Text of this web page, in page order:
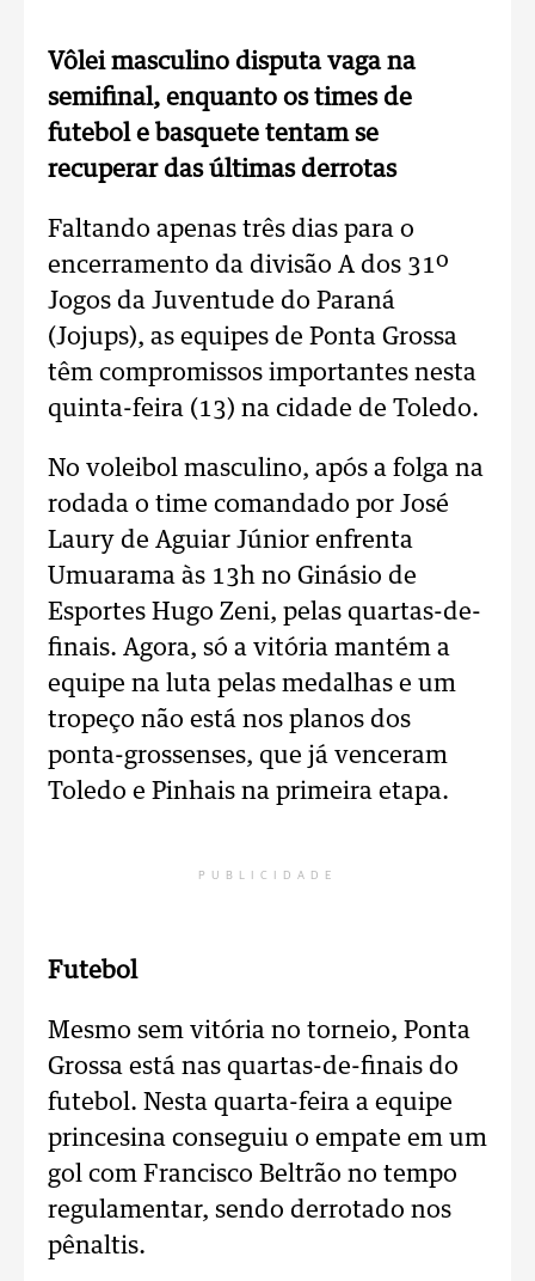
Vôlei masculino disputa vaga na
semifinal, enquanto os times de
futebol e basquete tentam se
recuperar das últimas derrotas
Faltando apenas três dias para o
encerramento da divisão A dos 31º
Jogos da Juventude do Paraná
(Jojups), as equipes de Ponta Grossa
têm compromissos importantes nesta
quinta-feira (13) na cidade de Toledo.
No voleibol masculino, após a folga na
rodada o time comandado por José
Laury de Aguiar Júnior enfrenta
Umuarama às 13h no Ginásio de
Esportes Hugo Zeni, pelas quartas-de-
finais. Agora, só a vitória mantém a
equipe na luta pelas medalhas e um
tropeço não está nos planos dos
ponta-grossenses, que já venceram
Toledo e Pinhais na primeira etapa.
PUBLICIDADE
Futebol
Mesmo sem vitória no torneio, Ponta
Grossa está nas quartas-de-finais do
futebol. Nesta quarta-feira a equipe
princesina conseguiu o empate em um
gol com Francisco Beltrão no tempo
regulamentar, sendo derrotado nos
pênaltis.